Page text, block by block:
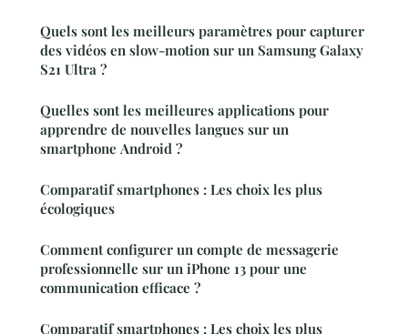
Quels sont les meilleurs paramètres pour capturer
des vidéos en slow-motion sur un Samsung Galaxy
S21 Ultra ?
Quelles sont les meilleures applications pour
apprendre de nouvelles langues sur un
smartphone Android ?
Comparatif smartphones : Les choix les plus
écologiques
Comment configurer un compte de messagerie
professionnelle sur un iPhone 13 pour une
communication efficace ?
Comparatif smartphones : Les choix les plus